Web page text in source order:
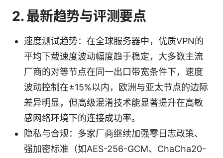
2. 最新趋势与评测要点
速度测试趋势：在全球服务器中，优质VPN的
平均下载速度波动幅度趋于稳定，大多数主流
厂商的对等节点在同一出口带宽条件下，速度
波动控制在±15%以内，欧洲与亚太节点的边际
差异明显，但高级混淆技术能显著提升在高敏
感网络环境下的连接成功率。
隐私与合规：多家厂商继续加强零日志政策、
强加密标准（如AES-256-GCM、ChaCha20-